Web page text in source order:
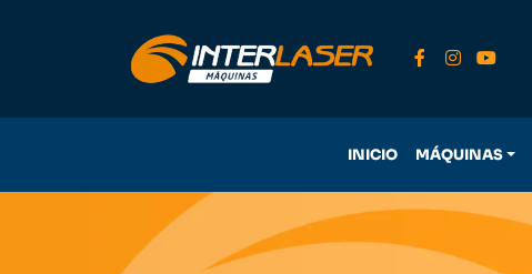
INICIO MÁQUINAS